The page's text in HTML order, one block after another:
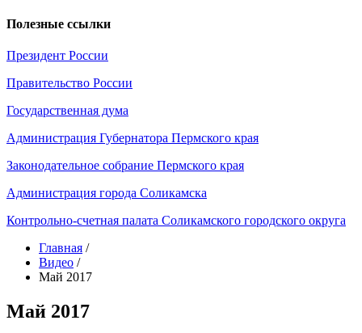
Полезные ссылки
Президент России
Правительство России
Государственная дума
Администрация Губернатора Пермского края
Законодательное собрание Пермского края
Администрация города Соликамска
Контрольно-счетная палата Соликамского городского округа
Главная /
Видео /
Май 2017
Май 2017